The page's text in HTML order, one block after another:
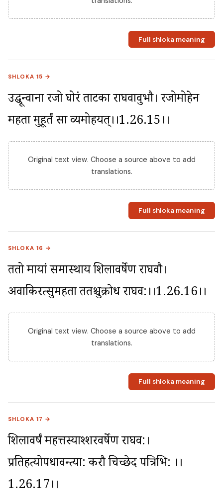
Full shloka meaning
SHLOKA 15 →
उद्धून्वाना रजो घोरं ताटका राघवावुभौ। रजोमोहेन
महता मुहूर्तं सा व्यमोहयत्।।1.26.15।।
Original text view. Choose a source above to add
translations.
Full shloka meaning
SHLOKA 16 →
ततो मायां समास्थाय शिलावर्षेण राघवौ।
अवाकिरत्सुमहता ततश्चुक्रोध राघव:।।1.26.16।।
Original text view. Choose a source above to add
translations.
Full shloka meaning
SHLOKA 17 →
शिलावर्षं महत्तस्याश्शरवर्षेण राघव:।
प्रतिहत्योपधावन्त्या: करौ चिच्छेद पत्रिभि: ।।
1.26.17।।